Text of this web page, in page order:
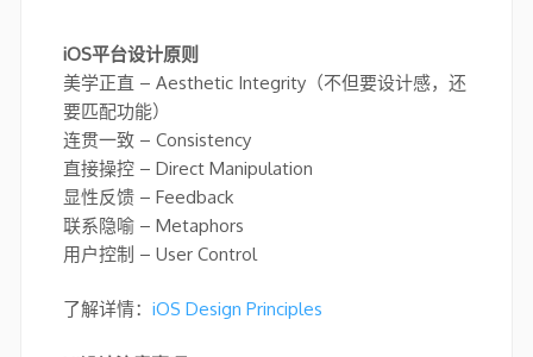
iOS平台设计原则
美学正直 – Aesthetic Integrity（不但要设计感，还
要匹配功能）
连贯一致 – Consistency
直接操控 – Direct Manipulation
显性反馈 – Feedback
联系隐喻 – Metaphors
用户控制 – User Control
了解详情： iOS Design Principles